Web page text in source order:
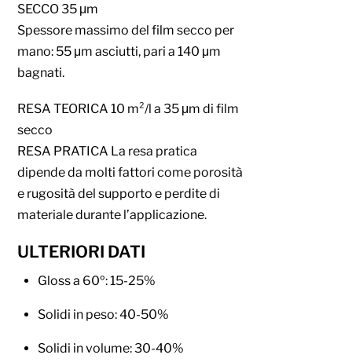
SECCO 35 μm
Spessore massimo del film secco per
mano: 55 μm asciutti, pari a 140 μm
bagnati.
RESA TEORICA 10 m²/l a 35 μm di film
secco
RESA PRATICA La resa pratica
dipende da molti fattori come porosità
e rugosità del supporto e perdite di
materiale durante l’applicazione.
ULTERIORI DATI
Gloss a 60º: 15-25%
Solidi in peso: 40-50%
Solidi in volume: 30-40%